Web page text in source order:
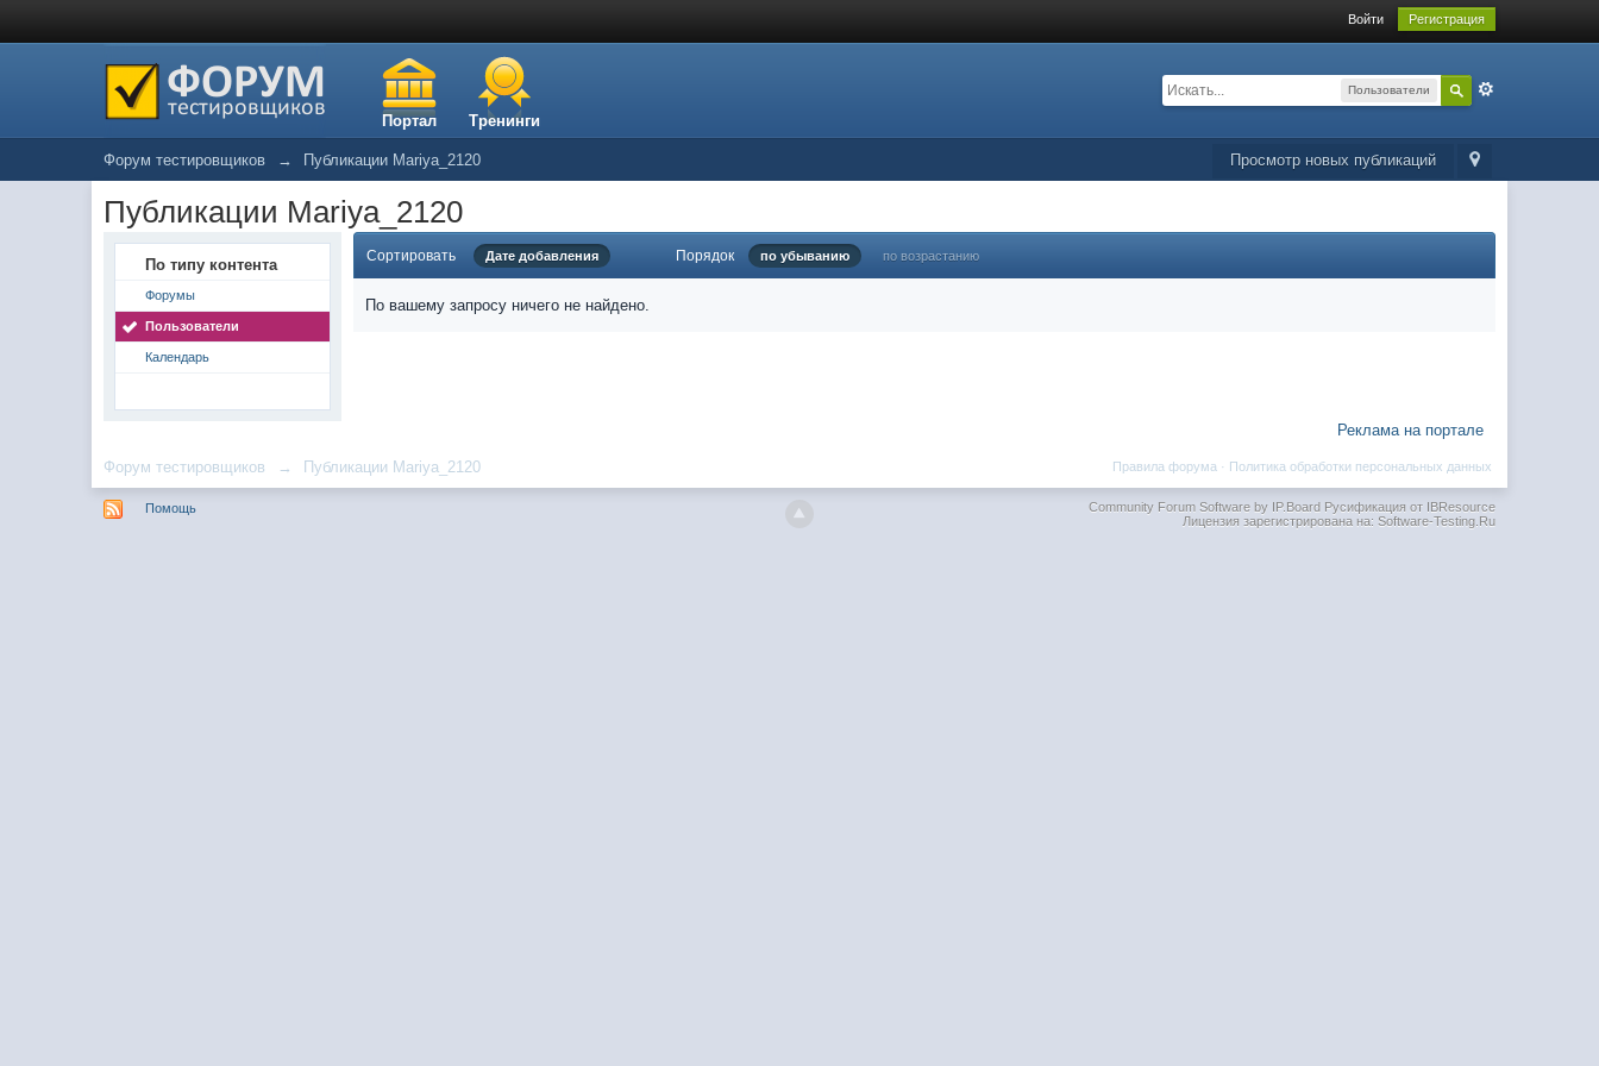
Войти Регистрация
Портал Тренинги
Пользователи
Просмотр новых публикаций
Форум тестировщиков → Публикации Mariya_2120
Публикации Mariya_2120
По типу контента
Форумы
Пользователи
Календарь
Сортировать Дате добавления Порядок по убыванию по возрастанию
По вашему запросу ничего не найдено.
Реклама на портале
Форум тестировщиков → Публикации Mariya_2120 Политика обработки персональных данных
Правила форума ·
Помощь Community Forum Software by IP.BoardРусификация от IBResource
Лицензия зарегистрирована на: Software-Testing.Ru